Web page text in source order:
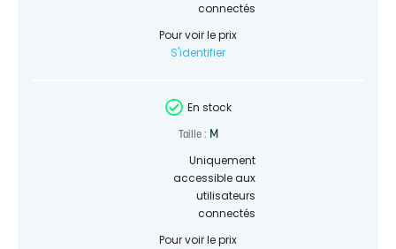
connectés
Pour voir le prix
S'identifier
En stock
Taille : M
Uniquement
accessible aux
utilisateurs
connectés
Pour voir le prix